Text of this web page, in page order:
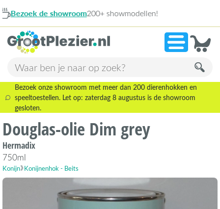
Bezoek onze showroom met meer dan 200 dierenhokken en
speeltoestellen. Let op: zaterdag 8 augustus is de showroom
gesloten.
Douglas-olie Dim grey
Hermadix
750ml
Konijn Konijnenhok - Beits